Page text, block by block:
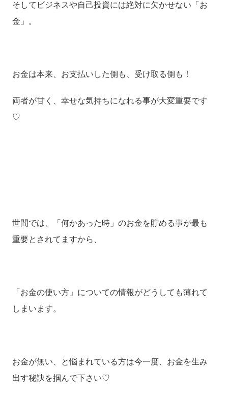
そしてビジネスや自己投資には絶対に欠かせない「お
金」。
お金は本来、お支払いした側も、受け取る側も！
両者が甘く、幸せな気持ちになれる事が大変重要です
♡
世間では、「何かあった時」のお金を貯める事が最も
重要とされてますから、
「お金の使い方」についての情報がどうしても薄れて
しまいます。
お金が無い、と悩まれている方は今一度、お金を生み
出す秘訣を掴んで下さい♡